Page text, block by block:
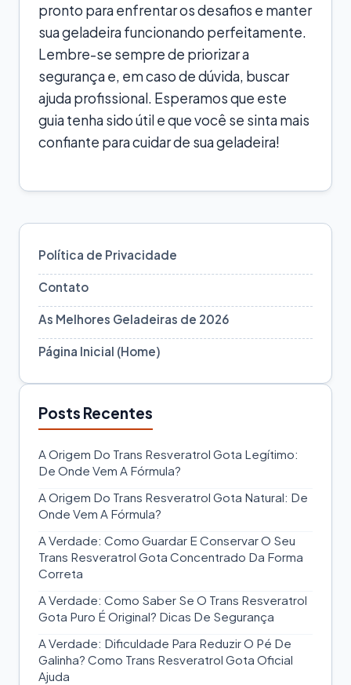
pronto para enfrentar os desafios e manter
sua geladeira funcionando perfeitamente.
Lembre-se sempre de priorizar a
segurança e, em caso de dúvida, buscar
ajuda profissional. Esperamos que este
guia tenha sido útil e que você se sinta mais
confiante para cuidar de sua geladeira!
Política de Privacidade
Contato
As Melhores Geladeiras de 2026
Página Inicial (Home)
Posts Recentes
A Origem Do Trans Resveratrol Gota Legítimo:
De Onde Vem A Fórmula?
A Origem Do Trans Resveratrol Gota Natural: De
Onde Vem A Fórmula?
A Verdade: Como Guardar E Conservar O Seu
Trans Resveratrol Gota Concentrado Da Forma
Correta
A Verdade: Como Saber Se O Trans Resveratrol
Gota Puro É Original? Dicas De Segurança
A Verdade: Dificuldade Para Reduzir O Pé De
Galinha? Como Trans Resveratrol Gota Oficial
Ajuda